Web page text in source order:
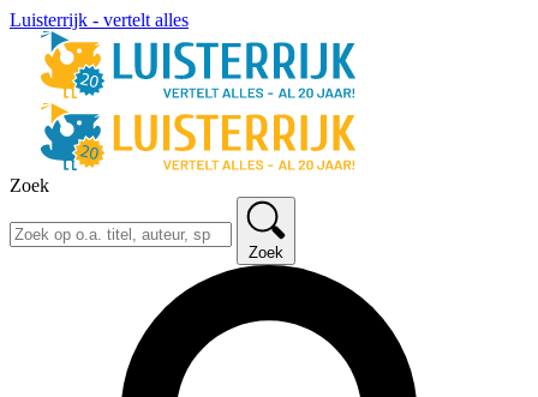
Luisterrijk - vertelt alles
Zoek
Zoek